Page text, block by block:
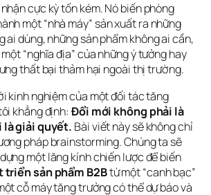
cực kỳ tốn kém. Nó biến phòng
một “nhà máy” sản xuất ra những
ai dùng, những sản phẩm không ai cần,
“nghĩa địa” của những ý tưởng hay
thất bại thảm hại ngoài thị trường.
kinh nghiệm của một đối tác tăng
khẳng định: Đổi mới không phải là
giải quyết. Bài viết này sẽ không chỉ
pháp brainstorming. Chúng ta sẽ
một lăng kính chiến lược để biến
triển sản phẩm B2B từ một “canh bạc”
cỗ máy tăng trưởng có thể dự báo và